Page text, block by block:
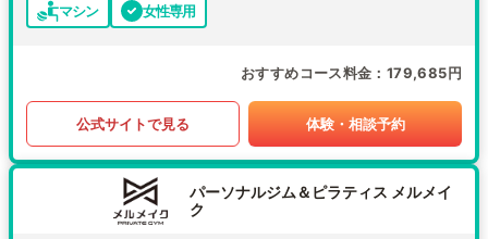
マシン 女性専用
おすすめコース料金 179,685円
公式サイトで見る 体験・相談予約
パーソナルジム＆ピラティス メルメイ
ク